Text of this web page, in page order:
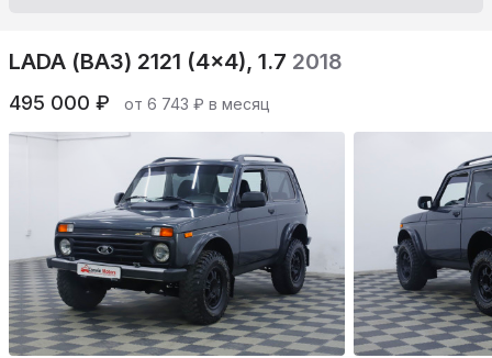
LADA (ВАЗ) 2121 (4x4), 1.7 2018
495 000 ₽ от 6 743 ₽ в месяц